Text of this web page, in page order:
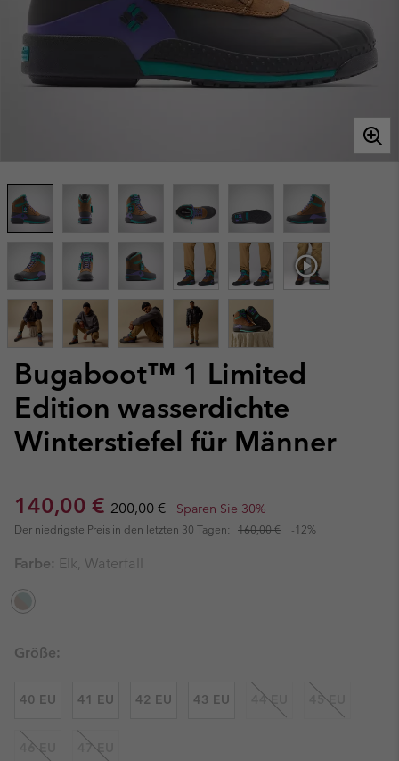
Bugaboot™ 1 Limited
Edition wasserdichte
Winterstiefel für Männer
Sale price:
140,00 € Regular price:
200,00 € Sparen Sie 30%
Der niedrigste Preis in den letzten 30 Tagen: 160,00 € -12%
Farbe: Elk, Waterfall
Größe:
40 EU 41 EU 42 EU 43 EU 44 EU 45 EU
46 EU 47 EU